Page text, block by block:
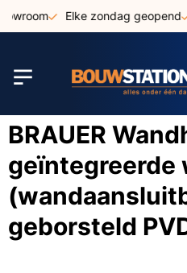
naar
Elke zondag geopend
BRAUER
geïntegreerde
geborsteld